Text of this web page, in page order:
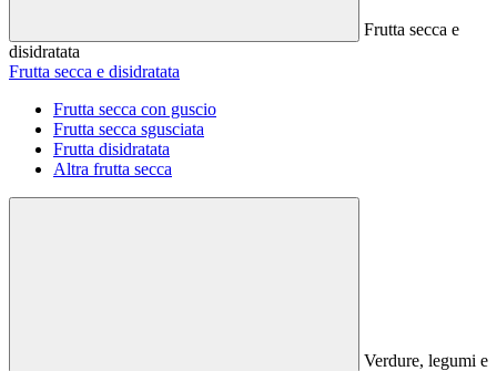
Frutta secca e
disidratata
Frutta secca e disidratata
Frutta secca con guscio
Frutta secca sgusciata
Frutta disidratata
Altra frutta secca
Verdure, legumi e